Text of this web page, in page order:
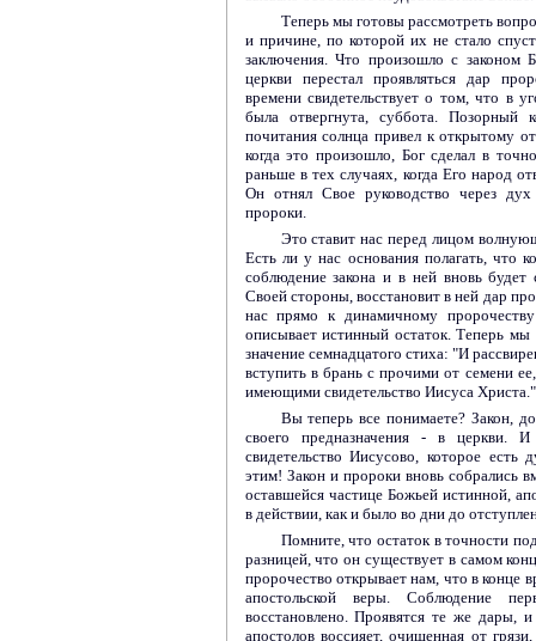
Теперь мы готовы рассмотреть
и причине, по которой их не стало
заключения. Что произошло с законом
церкви перестал проявляться дар
времени свидетельствует о том, что в
была отвергнута, суббота. Позорный
почитания солнца привел к открытому
когда это произошло, Бог сделал в
раньше в тех случаях, когда Его народ
Он отнял Свое руководство через дух
пророки.
Это ставит нас перед лицом
Есть ли у нас основания полагать, что
соблюдение закона и в ней вновь будет
Своей стороны, восстановит в ней дар
нас прямо к динамичному
описывает истинный остаток. Теперь
значение семнадцатого стиха: "И
вступить в брань с прочими от семени
имеющими свидетельство Иисуса Христа."
Вы теперь все понимаете? Закон,
своего предназначения - в церкви.
свидетельство Иисусово, которое есть
этим! Закон и пророки вновь собрались
оставшейся частице Божьей истинной,
в действии, как и было во дни до
Помните, что остаток в точности
разницей, что он существует в самом
пророчество открывает нам, что в конце
апостольской веры. Соблюдение
восстановлено. Проявятся те же дары,
апостолов воссияет, очищенная от